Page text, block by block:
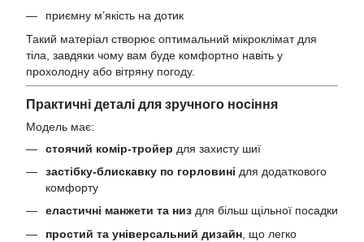
приємну м’якість на дотик
Такий матеріал створює оптимальний мікроклімат для
тіла, завдяки чому вам буде комфортно навіть у
прохолодну або вітряну погоду.
Практичні деталі для зручного носіння
Модель має:
стоячий комір‑тройер для захисту шиї
застібку‑блискавку по горловині для додаткового
комфорту
еластичні манжети та низ для більш щільної посадки
простий та універсальний дизайн , що легко